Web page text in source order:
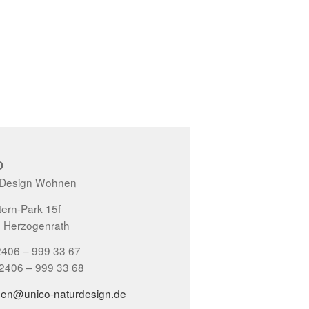
Wohnen
Park 15f
– 999 33 67
– 999 33 68
naturdesign.de